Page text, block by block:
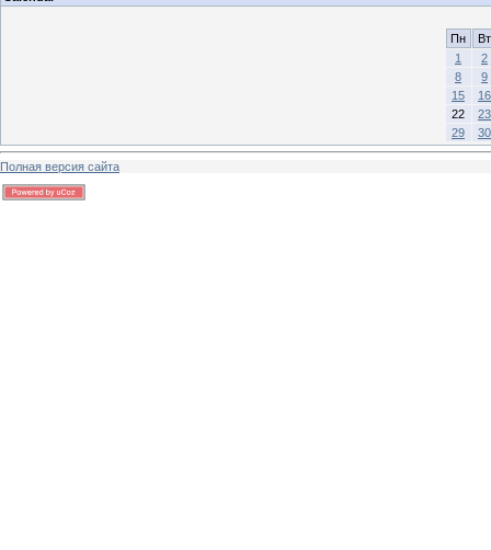
Пн
Вт
1
2
8
9
15
16
22
23
29
30
Полная версия сайта